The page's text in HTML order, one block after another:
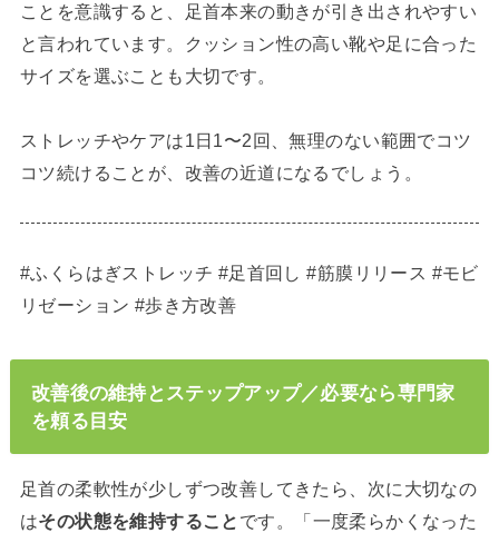
ことを意識すると、足首本来の動きが引き出されやすい
と言われています。クッション性の高い靴や足に合った
サイズを選ぶことも大切です。
ストレッチやケアは1日1〜2回、無理のない範囲でコツ
コツ続けることが、改善の近道になるでしょう。
#ふくらはぎストレッチ #足首回し #筋膜リリース #モビ
リゼーション #歩き方改善
改善後の維持とステップアップ／必要なら専門家
を頼る目安
足首の柔軟性が少しずつ改善してきたら、次に大切なの
はその状態を維持すること です。「一度柔らかくなった